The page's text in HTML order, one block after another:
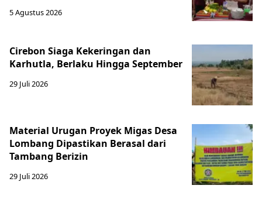
5 Agustus 2026
Cirebon Siaga Kekeringan dan
Karhutla, Berlaku Hingga September
29 Juli 2026
Material Urugan Proyek Migas Desa
Lombang Dipastikan Berasal dari
Tambang Berizin
29 Juli 2026